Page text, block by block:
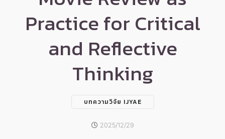
Practice for Critical
and Reflective
Thinking
บทความวิจัย IJYAE
2025/12/29